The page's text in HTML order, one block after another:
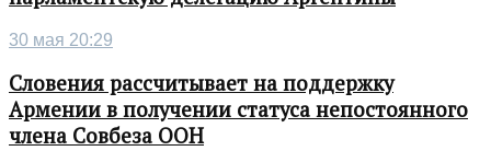
30 мая 20:29
Словения рассчитывает на поддержку
Армении в получении статуса непостоянного
члена Совбеза ООН